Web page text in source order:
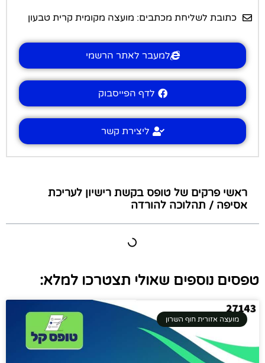
כתובת לשליחת מכתבים: מועצה מקומית קרית טבעון
למעבר לאתר הרשמי
לדף הפייסבוק
ליצירת קשר
ראשי פרקים של טופס בקשת רישיון לעריכת
אסיפה / תהלוכה להורדה
טפסים נוספים שאולי תצטרכו למלא:
מועצה אזורית חוף השרון